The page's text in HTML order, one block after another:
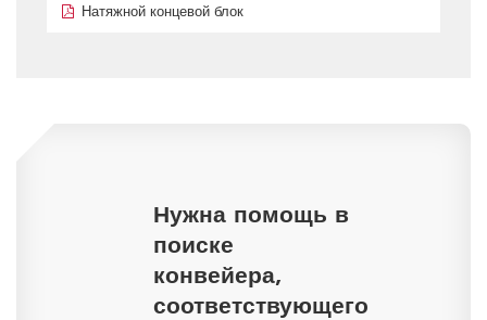
Натяжной концевой блок
Нужна помощь в
поиске
конвейера,
соответствующего